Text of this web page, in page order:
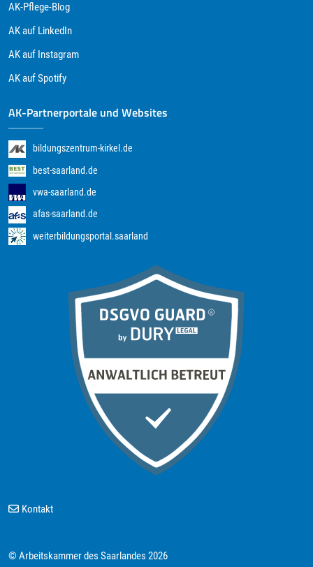
AK-Pflege-Blog
AK auf LinkedIn
AK auf Instagram
AK auf Spotify
AK-Partnerportale und Websites
bildungszentrum-kirkel.de
best-saarland.de
vwa-saarland.de
afas-saarland.de
weiterbildungsportal.saarland
Kontakt
© Arbeitskammer des Saarlandes 2026